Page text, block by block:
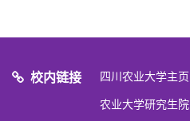
校内链接 四川农业大学主页
农业大学研究生院